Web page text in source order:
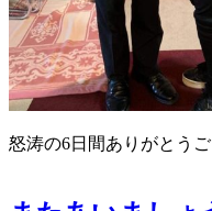
怒涛の6日間ありがとう